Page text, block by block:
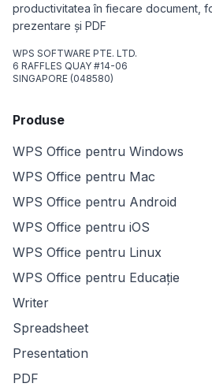
productivitatea în fiecare document,
prezentare și PDF
WPS SOFTWARE PTE. LTD.
6 RAFFLES QUAY #14-06
SINGAPORE (048580)
Produse
WPS Office pentru Windows
WPS Office pentru Mac
WPS Office pentru Android
WPS Office pentru iOS
WPS Office pentru Linux
WPS Office pentru Educație
Writer
Spreadsheet
Presentation
PDF